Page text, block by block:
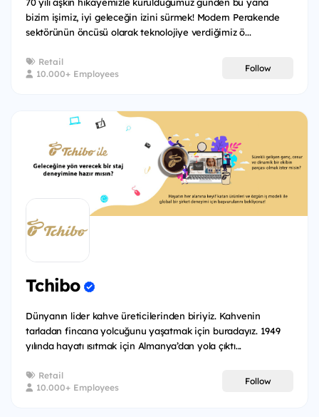
bizim işimiz, iyi geleceğin izini sürmek! Modern Perakende
sektörünün öncüsü olarak teknolojiye verdiğimiz ö...
Retail
10.000+ Employees
Follow
Tchibo
Dünyanın lider kahve üreticilerinden biriyiz. Kahvenin
tarladan fincana yolcuğunu yaşatmak için buradayız. 1949
yılında hayatı ısıtmak için Almanya’dan yola çıktı...
Retail
10.000+ Employees
Follow